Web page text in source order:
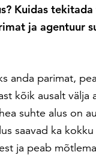
Kuidas
ja agentuur
anda parimat,
kõik ausalt välja
suhte alus on
saavad ka
ja peab